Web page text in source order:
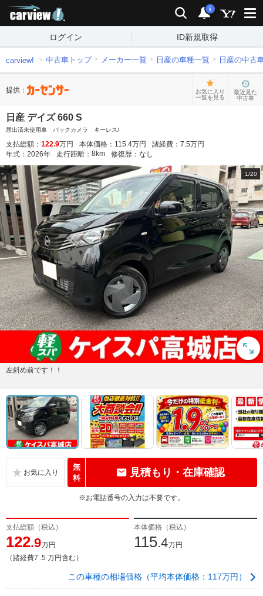
検索 通知
i
ログイン ID新規取得
carview! 中古車トップ メーカー一覧 日産の車種一覧 日産の中古
提供：
お気に入り
一覧を見る
最近見た
中古車
日産 デイズ 660 S
届出済未使用車 バックカメラ キーレス/
支払総額： 122.9万円 本体価格： 115.4万円 諸経費： 7.5万円
年式： 2026年 走行距離： 8km 修復歴： なし
1/20
左斜め前です！！
無
料
見積もり・在庫確認
※お電話番号の入力は不要です。
支払総額（税込）
122.9万円
（諸経費7 .5 万円含む）
本体価格（税込）
115.4万円
この車種の相場価格（平均本体価格：117万円）